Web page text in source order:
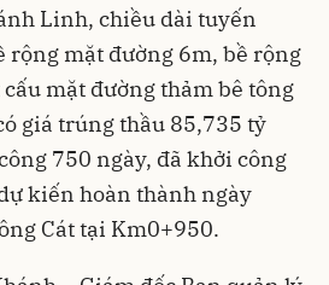
Linh, chiều dài tuyến
rộng mặt đường 6m, bề rộng
mặt đường thảm bê tông
giá trúng thầu 85,735 tỷ
750 ngày, đã khởi công
kiến hoàn thành ngày
Cát tại Km0+950.